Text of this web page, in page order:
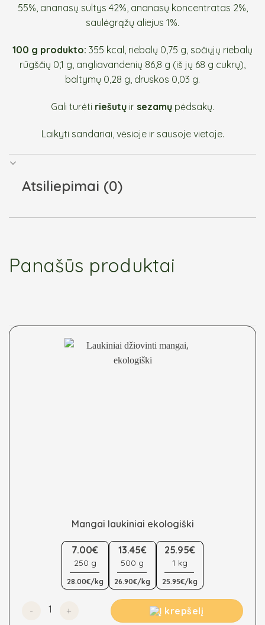
55%, ananasų sultys 42%, ananasų koncentratas 2%,
saulėgrąžų aliejus 1%.
100 g produkto: 355 kcal, riebalų 0,75 g, sočiųjų riebalų
rūgščių 0,1 g, angliavandenių 86,8 g (iš jų 68 g cukrų),
baltymų 0,28 g, druskos 0,03 g.
Gali turėti riešutų ir sezamų pėdsakų.
Laikyti sandariai, vėsioje ir sausoje vietoje.
Atsiliepimai (0)
Panašūs produktai
Mangai laukiniai ekologiški
product
has
multiple
variants.
The
options
7.00€
250 g
28.00€/kg
13.45€
500 g
26.90€/kg
25.95€
1 kg
25.95€/kg
produkto kiekis: Mangai laukiniai ekologiški
Į krepšelį